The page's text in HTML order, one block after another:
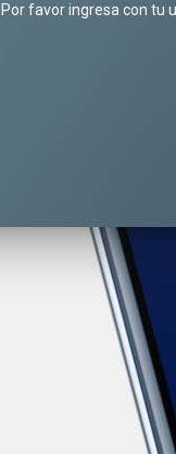
Por favor ingresa con tu